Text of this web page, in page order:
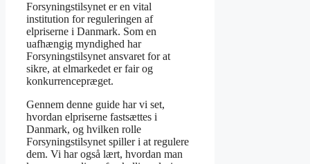
Forsyningstilsynet er en vital
institution for reguleringen af
elpriserne i Danmark. Som en
uafhængig myndighed har
Forsyningstilsynet ansvaret for at
sikre, at elmarkedet er fair og
konkurrencepræget.
Gennem denne guide har vi set,
hvordan elpriserne fastsættes i
Danmark, og hvilken rolle
Forsyningstilsynet spiller i at regulere
dem. Vi har også lært, hvordan man